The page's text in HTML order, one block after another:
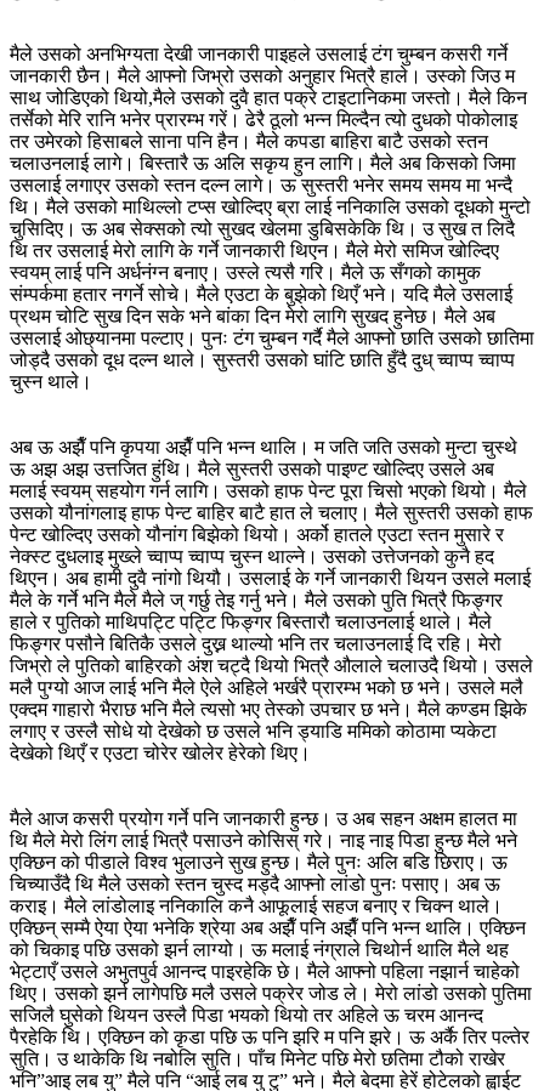
मैले उसको अनभिग्यता देखी जानकारी पाइहले उसलाई टंग चुम्बन कसरी गर्ने
जानकारी छैन। मैले आफ्नो जिभ्रो उसको अनुहार भित्रै हाले। उस्को जिउ म
साथ जोडिएको थियो,मैले उसको दुवै हात पक्रे टाइटानिकमा जस्तो। मैले किन
तर्सेको मेरि रानि भनेर प्रारम्भ गरें। ढेरै ठूलो भन्न मिल्दैन त्यो दुधको पोकोलाइ
तर उमेरको हिसाबले साना पनि हैन। मैले कपडा बाहिरा बाटै उसको स्तन
चलाउनलाई लागे। बिस्तारै ऊ अलि सकृय हुन लागि। मैले अब किसको जिमा
उसलाई लगाएर उसको स्तन दल्न लागे। ऊ सुस्तरी भनेर समय समय मा भन्दै
थि। मैले उसको माथिल्लो टप्स खोल्दिए ब्रा लाई ननिकालि उसको दूधको मुन्टो
चुसिदिए। ऊ अब सेक्सको त्यो सुखद खेलमा डुबिसकेकि थि। उ सुख त लिदै
थि तर उसलाई मेरो लागि के गर्ने जानकारी थिएन। मैले मेरो समिज खोल्दिए
स्वयम् लाई पनि अर्धनंग्न बनाए। उस्ले त्यसै गरि। मैले ऊ सँगको कामुक
संम्पर्कमा हतार नगर्ने सोचे। मैले एउटा के बुझेको थिएँ भने। यदि मैले उसलाई
प्रथम चोटि सुख दिन सके भने बांका दिन मेरो लागि सुखद हुनेछ। मैले अब
उसलाई ओछ्यानमा पल्टाए। पुनः टंग चुम्बन गर्दै मैले आफ्नो छाति उसको छातिमा
जोड्दै उसको दूध दल्न थाले। सुस्तरी उसको घांटि छाति हुँदै दुध् च्वाप्प च्वाप्प
चुस्न थाले।
अब ऊ अझैँ पनि कृपया अझैँ पनि भन्न थालि। म जति जति उसको मुन्टा चुस्थे
ऊ अझ अझ उत्तजित हुंथि। मैले सुस्तरी उसको पाइण्ट खोल्दिए उसले अब
मलाई स्वयम् सहयोग गर्न लागि। उसको हाफ पेन्ट पूरा चिसो भएको थियो। मैले
उसको यौनांगलाइ हाफ पेन्ट बाहिर बाटै हात ले चलाए। मैले सुस्तरी उसको हाफ
पेन्ट खोल्दिए उसको यौनांग बिझेको थियो। अर्को हातले एउटा स्तन मुसारे र
नेक्स्ट दुधलाइ मुख्ले च्वाप्प च्वाप्प चुस्न थाल्ने। उसको उत्तेजनको कुनै हद
थिएन। अब हामी दुवै नांगो थियौ। उसलाई के गर्ने जानकारी थियन उसले मलाई
मैले के गर्ने भनि मैले मैले ज् गर्छु तेइ गर्नु भने। मैले उसको पुति भित्रै फिङ्गर
हाले र पुतिको माथिपट्टि पट्टि फिङ्गर बिस्तारौ चलाउनलाई थाले। मैले
फिङ्गर पसौने बितिकै उसले दुख्न थाल्यो भनि तर चलाउनलाई दि रहि। मेरो
जिभ्रो ले पुतिको बाहिरको अंश चट्दै थियो भित्रै औलाले चलाउदै थियो। उसले
मलै पुग्यो आज लाई भनि मैले ऐले अहिले भर्खरै प्रारम्भ भको छ भने। उसले मलै
एक्दम गाहारो भैराछ भनि मैले त्यसो भए तेस्को उपचार छ भने। मैले कण्डम झिके
लगाए र उस्लै सोधे यो देखेको छ उसले भनि ड्याडि ममिको कोठामा प्यकेटा
देखेको थिएँ र एउटा चोरेर खोलेर हेरेको थिए।
मैले आज कसरी प्रयोग गर्ने पनि जानकारी हुन्छ। उ अब सहन अक्षम हालत मा
थि मैले मेरो लिंग लाई भित्रै पसाउने कोसिस् गरे। नाइ नाइ पिडा हुन्छ मैले भने
एक्छिन को पीडाले विश्व भुलाउने सुख हुन्छ। मैले पुनः अलि बडि छिराए। ऊ
चिच्याउँदै थि मैले उसको स्तन चुस्द मड्दै आफ्नो लांडो पुनः पसाए। अब ऊ
कराइ। मैले लांडोलाइ ननिकालि कनै आफूलाई सहज बनाए र चिक्न थाले।
एक्छिन् सम्मै ऐया ऐया भनेकि श्रेया अब अझैँ पनि अझैँ पनि भन्न थालि। एक्छिन
को चिकाइ पछि उसको झर्न लाग्यो। ऊ मलाई नंग्राले चिथोर्न थालि मैले थह
भेट्टाएँ उसले अभुतपुर्व आनन्द पाइरहेकि छे। मैले आफ्नो पहिला नझार्न चाहेको
थिए। उसको झर्न लागेपछि मलै उसले पक्रेर जोड ले। मेरो लांडो उसको पुतिमा
सजिलै घुसेको थियन उस्लै पिडा भयको थियो तर अहिले ऊ चरम आनन्द
पैरहेकि थि। एक्छिन को कृडा पछि ऊ पनि झरि म पनि झरे। ऊ अर्कै तिर पल्तेर
सुति। उ थाकेकि थि नबोलि सुति। पाँच मिनेट पछि मेरो छतिमा टौको राखेर
भनि”आइ लब यु” मैले पनि “आई लब यु टु” भने। मैले बेदमा हेरें होटेलको ह्वाईट